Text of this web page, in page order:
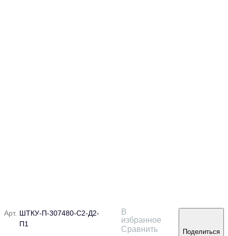
Арт. ШТКУ-П-307480-С2-Д2-
П1
В
избранное
Сравнить
Поделиться